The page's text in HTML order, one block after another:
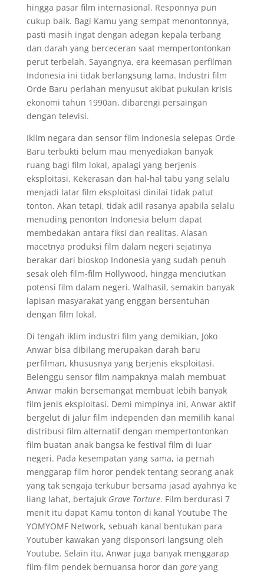
hingga pasar film internasional. Responnya pun
cukup baik. Bagi Kamu yang sempat menontonnya,
pasti masih ingat dengan adegan kepala terbang
dan darah yang berceceran saat mempertontonkan
perut terbelah. Sayangnya, era keemasan perfilman
Indonesia ini tidak berlangsung lama. Industri film
Orde Baru perlahan menyusut akibat pukulan krisis
ekonomi tahun 1990an, dibarengi persaingan
dengan televisi.
Iklim negara dan sensor film Indonesia selepas Orde
Baru terbukti belum mau menyediakan banyak
ruang bagi film lokal, apalagi yang berjenis
eksploitasi. Kekerasan dan hal-hal tabu yang selalu
menjadi latar film eksploitasi dinilai tidak patut
tonton. Akan tetapi, tidak adil rasanya apabila selalu
menuding penonton Indonesia belum dapat
membedakan antara fiksi dan realitas. Alasan
macetnya produksi film dalam negeri sejatinya
berakar dari bioskop Indonesia yang sudah penuh
sesak oleh film-film Hollywood, hingga menciutkan
potensi film dalam negeri. Walhasil, semakin banyak
lapisan masyarakat yang enggan bersentuhan
dengan film lokal.
Di tengah iklim industri film yang demikian, Joko
Anwar bisa dibilang merupakan darah baru
perfilman, khususnya yang berjenis eksploitasi.
Belenggu sensor film nampaknya malah membuat
Anwar makin bersemangat membuat lebih banyak
film jenis eksploitasi. Demi mimpinya ini, Anwar aktif
bergelut di jalur film independen dan memilih kanal
distribusi film alternatif dengan mempertontonkan
film buatan anak bangsa ke festival film di luar
negeri. Pada kesempatan yang sama, ia pernah
menggarap film horor pendek tentang seorang anak
yang tak sengaja terkubur bersama jasad ayahnya ke
liang lahat, bertajuk Grave Torture. Film berdurasi 7
menit itu dapat Kamu tonton di kanal Youtube The
YOMYOMF Network, sebuah kanal bentukan para
Youtuber kawakan yang disponsori langsung oleh
Youtube. Selain itu, Anwar juga banyak menggarap
film-film pendek bernuansa horor dan goreyang